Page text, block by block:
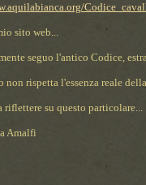
sito web...
seguo l'antico Codice,
non rispetta l'essenza reale
su questo particolare...
Amalfi